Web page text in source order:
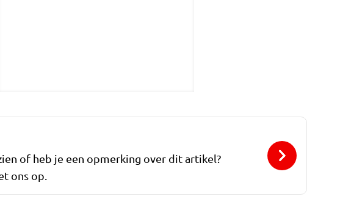
of heb je een opmerking over dit artikel?
ons op.